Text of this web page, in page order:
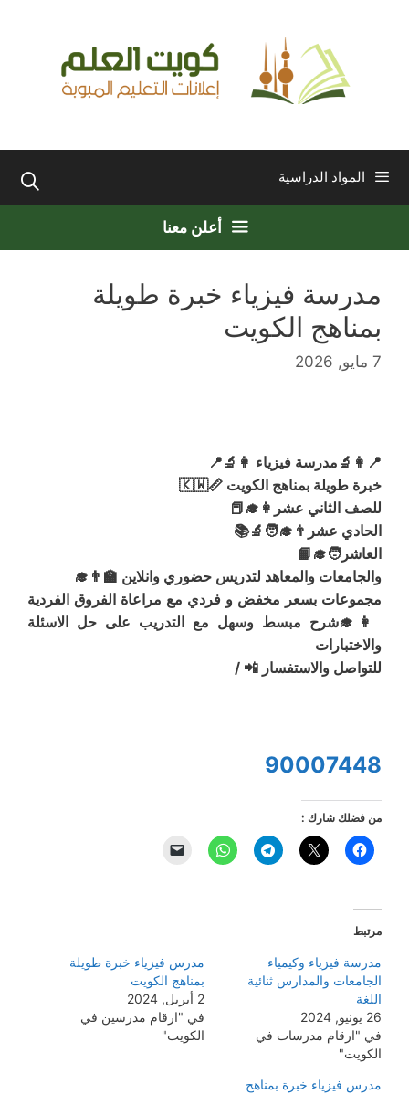
المواد الدراسية
أعلن معنا
مدرسة فيزياء خبرة طويلة
بمناهج الكويت
7 مايو, 2026
📍👩‍🔬مدرسة فيزياء 👩‍🔬📍
خبرة طويلة بمناهج الكويت 📏🇰🇼
للصف الثاني عشر👩‍🎓📕
الحادي عشر👨‍🎓🧑‍🔬📚
العاشر🧑‍🎓📙
والجامعات والمعاهد لتدريس حضوري وانلاين 🏫👨‍🎓
مجموعات بسعر مخفض و فردي مع مراعاة الفروق الفردية
👩‍🎓شرح مبسط وسهل مع التدريب على حل الاسئلة
والاختبارات
للتواصل والاستفسار 📲 /
90007448
من فضلك شارك :
مرتبط
مدرسة فيزياء وكيمياء
الجامعات والمدارس ثنائية
اللغة
26 يونيو, 2024
في "ارقام مدرسات في
الكويت"
مدرس فيزياء خبرة طويلة
بمناهج الكويت
2 أبريل, 2024
في "ارقام مدرسين في
الكويت"
مدرس فيزياء خبرة بمناهج